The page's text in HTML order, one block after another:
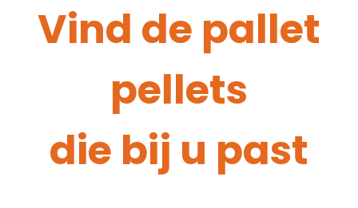
Vind de pallet
pellets
die bij u past